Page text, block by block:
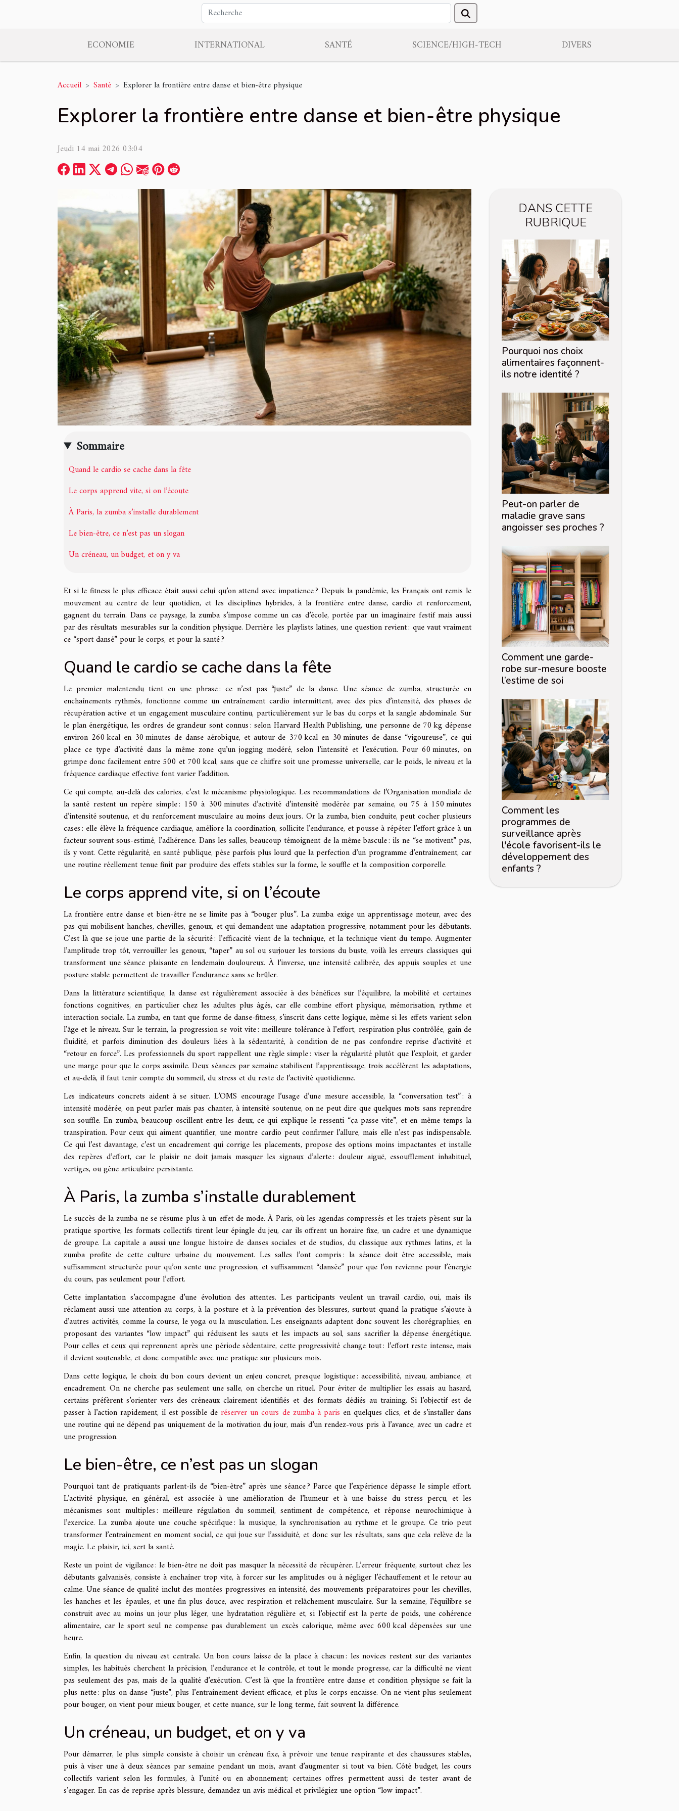
ECONOMIE INTERNATIONAL SANTÉ SCIENCE/HIGH-TECH DIVERS
Accueil Santé Explorer la frontière entre danse et bien-être physique
Explorer la frontière entre danse et bien-être physique
Jeudi 14 mai 2026 03:04
Sommaire
Quand le cardio se cache dans la fête
Le corps apprend vite, si on l’écoute
À Paris, la zumba s’installe durablement
Le bien-être, ce n’est pas un slogan
Un créneau, un budget, et on y va
Et si le fitness le plus efficace était aussi celui qu’on attend avec impatience ? Depuis la pandémie, les Français ont remis le
mouvement au centre de leur quotidien, et les disciplines hybrides, à la frontière entre danse, cardio et renforcement,
gagnent du terrain. Dans ce paysage, la zumba s’impose comme un cas d’école, portée par un imaginaire festif mais aussi
par des résultats mesurables sur la condition physique. Derrière les playlists latines, une question revient : que vaut vraiment
ce “sport dansé” pour le corps, et pour la santé ?
Quand le cardio se cache dans la fête
Le premier malentendu tient en une phrase : ce n’est pas “juste” de la danse. Une séance de zumba, structurée en
enchaînements rythmés, fonctionne comme un entraînement cardio intermittent, avec des pics d’intensité, des phases de
récupération active et un engagement musculaire continu, particulièrement sur le bas du corps et la sangle abdominale. Sur
le plan énergétique, les ordres de grandeur sont connus : selon Harvard Health Publishing, une personne de 70 kg dépense
environ 260 kcal en 30 minutes de danse aérobique, et autour de 370 kcal en 30 minutes de danse “vigoureuse”, ce qui
place ce type d’activité dans la même zone qu’un jogging modéré, selon l’intensité et l’exécution. Pour 60 minutes, on
grimpe donc facilement entre 500 et 700 kcal, sans que ce chiffre soit une promesse universelle, car le poids, le niveau et la
fréquence cardiaque effective font varier l’addition.
Ce qui compte, au-delà des calories, c’est le mécanisme physiologique. Les recommandations de l’Organisation mondiale de
la santé restent un repère simple : 150 à 300 minutes d’activité d’intensité modérée par semaine, ou 75 à 150 minutes
d’intensité soutenue, et du renforcement musculaire au moins deux jours. Or la zumba, bien conduite, peut cocher plusieurs
cases : elle élève la fréquence cardiaque, améliore la coordination, sollicite l’endurance, et pousse à répéter l’effort grâce à un
facteur souvent sous-estimé, l’adhérence. Dans les salles, beaucoup témoignent de la même bascule : ils ne “se motivent” pas,
ils y vont. Cette régularité, en santé publique, pèse parfois plus lourd que la perfection d’un programme d’entraînement, car
une routine réellement tenue finit par produire des effets stables sur la forme, le souffle et la composition corporelle.
Le corps apprend vite, si on l’écoute
La frontière entre danse et bien-être ne se limite pas à “bouger plus”. La zumba exige un apprentissage moteur, avec des
pas qui mobilisent hanches, chevilles, genoux, et qui demandent une adaptation progressive, notamment pour les débutants.
C’est là que se joue une partie de la sécurité : l’efficacité vient de la technique, et la technique vient du tempo. Augmenter
l’amplitude trop tôt, verrouiller les genoux, “taper” au sol ou surjouer les torsions du buste, voilà les erreurs classiques qui
transforment une séance plaisante en lendemain douloureux. À l’inverse, une intensité calibrée, des appuis souples et une
posture stable permettent de travailler l’endurance sans se brûler.
Dans la littérature scientifique, la danse est régulièrement associée à des bénéfices sur l’équilibre, la mobilité et certaines
fonctions cognitives, en particulier chez les adultes plus âgés, car elle combine effort physique, mémorisation, rythme et
interaction sociale. La zumba, en tant que forme de danse-fitness, s’inscrit dans cette logique, même si les effets varient selon
l’âge et le niveau. Sur le terrain, la progression se voit vite : meilleure tolérance à l’effort, respiration plus contrôlée, gain de
fluidité, et parfois diminution des douleurs liées à la sédentarité, à condition de ne pas confondre reprise d’activité et
“retour en force”. Les professionnels du sport rappellent une règle simple : viser la régularité plutôt que l’exploit, et garder
une marge pour que le corps assimile. Deux séances par semaine stabilisent l’apprentissage, trois accélèrent les adaptations,
et au-delà, il faut tenir compte du sommeil, du stress et du reste de l’activité quotidienne.
Les indicateurs concrets aident à se situer. L’OMS encourage l’usage d’une mesure accessible, la “conversation test” : à
intensité modérée, on peut parler mais pas chanter, à intensité soutenue, on ne peut dire que quelques mots sans reprendre
son souffle. En zumba, beaucoup oscillent entre les deux, ce qui explique le ressenti “ça passe vite”, et en même temps la
transpiration. Pour ceux qui aiment quantifier, une montre cardio peut confirmer l’allure, mais elle n’est pas indispensable.
Ce qui l’est davantage, c’est un encadrement qui corrige les placements, propose des options moins impactantes et installe
des repères d’effort, car le plaisir ne doit jamais masquer les signaux d’alerte : douleur aiguë, essoufflement inhabituel,
vertiges, ou gêne articulaire persistante.
À Paris, la zumba s’installe durablement
Le succès de la zumba ne se résume plus à un effet de mode. À Paris, où les agendas compressés et les trajets pèsent sur la
pratique sportive, les formats collectifs tirent leur épingle du jeu, car ils offrent un horaire fixe, un cadre et une dynamique
de groupe. La capitale a aussi une longue histoire de danses sociales et de studios, du classique aux rythmes latins, et la
zumba profite de cette culture urbaine du mouvement. Les salles l’ont compris : la séance doit être accessible, mais
suffisamment structurée pour qu’on sente une progression, et suffisamment “dansée” pour que l’on revienne pour l’énergie
du cours, pas seulement pour l’effort.
Cette implantation s’accompagne d’une évolution des attentes. Les participants veulent un travail cardio, oui, mais ils
réclament aussi une attention au corps, à la posture et à la prévention des blessures, surtout quand la pratique s’ajoute à
d’autres activités, comme la course, le yoga ou la musculation. Les enseignants adaptent donc souvent les chorégraphies, en
proposant des variantes “low impact” qui réduisent les sauts et les impacts au sol, sans sacrifier la dépense énergétique.
Pour celles et ceux qui reprennent après une période sédentaire, cette progressivité change tout : l’effort reste intense, mais
il devient soutenable, et donc compatible avec une pratique sur plusieurs mois.
Dans cette logique, le choix du bon cours devient un enjeu concret, presque logistique : accessibilité, niveau, ambiance, et
encadrement. On ne cherche pas seulement une salle, on cherche un rituel. Pour éviter de multiplier les essais au hasard,
certains préfèrent s’orienter vers des créneaux clairement identifiés et des formats dédiés au training. Si l’objectif est de
passer à l’action rapidement, il est possible deréserver un cours de zumba à paris en quelques clics, et de s’installer dans
une routine qui ne dépend pas uniquement de la motivation du jour, mais d’un rendez-vous pris à l’avance, avec un cadre et
une progression.
Le bien-être, ce n’est pas un slogan
Pourquoi tant de pratiquants parlent-ils de “bien-être” après une séance ? Parce que l’expérience dépasse le simple effort.
L’activité physique, en général, est associée à une amélioration de l’humeur et à une baisse du stress perçu, et les
mécanismes sont multiples : meilleure régulation du sommeil, sentiment de compétence, et réponse neurochimique à
l’exercice. La zumba ajoute une couche spécifique : la musique, la synchronisation au rythme et le groupe. Ce trio peut
transformer l’entraînement en moment social, ce qui joue sur l’assiduité, et donc sur les résultats, sans que cela relève de la
magie. Le plaisir, ici, sert la santé.
Reste un point de vigilance : le bien-être ne doit pas masquer la nécessité de récupérer. L’erreur fréquente, surtout chez les
débutants galvanisés, consiste à enchaîner trop vite, à forcer sur les amplitudes ou à négliger l’échauffement et le retour au
calme. Une séance de qualité inclut des montées progressives en intensité, des mouvements préparatoires pour les chevilles,
les hanches et les épaules, et une fin plus douce, avec respiration et relâchement musculaire. Sur la semaine, l’équilibre se
construit avec au moins un jour plus léger, une hydratation régulière et, si l’objectif est la perte de poids, une cohérence
alimentaire, car le sport seul ne compense pas durablement un excès calorique, même avec 600 kcal dépensées sur une
heure.
Enfin, la question du niveau est centrale. Un bon cours laisse de la place à chacun : les novices restent sur des variantes
simples, les habitués cherchent la précision, l’endurance et le contrôle, et tout le monde progresse, car la difficulté ne vient
pas seulement des pas, mais de la qualité d’exécution. C’est là que la frontière entre danse et condition physique se fait la
plus nette : plus on danse “juste”, plus l’entraînement devient efficace, et plus le corps encaisse. On ne vient plus seulement
pour bouger, on vient pour mieux bouger, et cette nuance, sur le long terme, fait souvent la différence.
Un créneau, un budget, et on y va
Pour démarrer, le plus simple consiste à choisir un créneau fixe, à prévoir une tenue respirante et des chaussures stables,
puis à viser une à deux séances par semaine pendant un mois, avant d’augmenter si tout va bien. Côté budget, les cours
collectifs varient selon les formules, à l’unité ou en abonnement; certaines offres permettent aussi de tester avant de
s’engager. En cas de reprise après blessure, demandez un avis médical et privilégiez une option “low impact”.
DANS CETTE
RUBRIQUE
Pourquoi nos choix
alimentaires façonnent-
ils notre identité ?
Peut-on parler de
maladie grave sans
angoisser ses proches ?
Comment une garde-
robe sur-mesure booste
l’estime de soi
Comment les
programmes de
surveillance après
l'école favorisent-ils le
développement des
enfants ?